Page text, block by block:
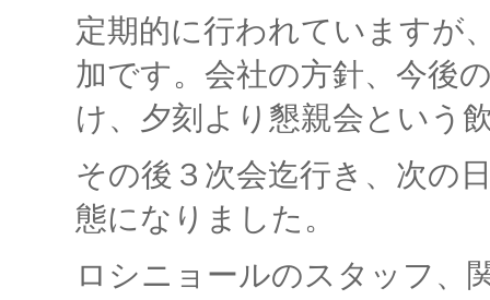
定期的に行われていますが
加です。会社の方針、今後
け、夕刻より懇親会という
その後３次会迄行き、次の
態になりました。
ロシニョールのスタッフ、